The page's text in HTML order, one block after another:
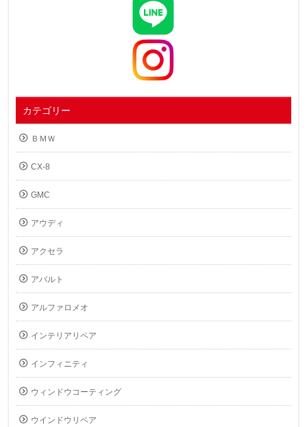
カテゴリー
ＢＭＷ
CX-8
GMC
アウディ
アクセラ
アバルト
アルファロメオ
インテリアリペア
インフィニティ
ウィンドウコーティング
ウインドウリペア